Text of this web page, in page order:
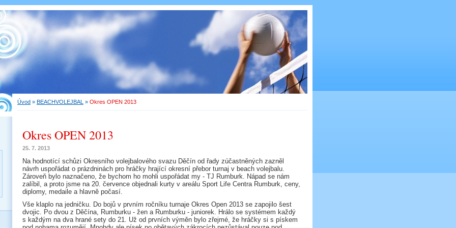
Úvod » BEACHVOLEJBAL » Okres OPEN 2013
Okres OPEN 2013
25. 7. 2013
Na hodnotící schůzi Okresního volejbalového svazu Děčín od řady zúčastněných zazněl
návrh uspořádat o prázdninách pro hráčky hrající okresní přebor turnaj v beach volejbalu.
Zároveň bylo naznačeno, že bychom ho mohli uspořádat my - TJ Rumburk. Nápad se nám
zalíbil, a proto jsme na 20. července objednali kurty v areálu Sport Life Centra Rumburk, ceny,
diplomy, medaile a hlavně počasí.
Vše klaplo na jedničku. Do bojů v prvním ročníku turnaje Okres Open 2013 se zapojilo šest
dvojic. Po dvou z Děčína, Rumburku - žen a Rumburku - juniorek. Hrálo se systémem každý
s každým na dva hrané sety do 21. Už od prvních výměn bylo zřejmé, že hráčky si s pískem